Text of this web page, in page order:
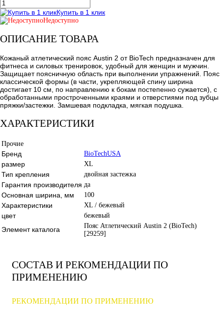
Купить в 1 клик
Недоступно
ОПИСАНИЕ ТОВАРА
Кожаный атлетический пояс Austin 2 от BioTech предназначен для
фитнеса и силовых тренировок, удобный для женщин и мужчин.
Защищает поясничную область при выполнении упражнений. Пояс
классической формы (в части, укрепляющей спину ширина
достигает 10 см, по направлению к бокам постепенно сужается), с
обработанными простроченными краями и отверстиями под зубцы
пряжки/застежки. Замшевая подкладка, мягкая подушка.
ХАРАКТЕРИСТИКИ
Прочие
Бренд BioTechUSA
размер XL
Тип крепления двойная застежка
Гарантия производителя да
Основная ширина, мм 100
Характеристики XL / бежевый
цвет бежевый
Элемент каталога
Пояс Атлетический Austin 2 (BioTech)
[29259]
СОСТАВ И РЕКОМЕНДАЦИИ ПО
ПРИМЕНЕНИЮ
РЕКОМЕНДАЦИИ ПО ПРИМЕНЕНИЮ